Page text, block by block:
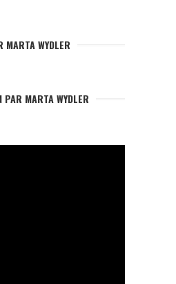
MARTA WYDLER
MARTA WYDLER